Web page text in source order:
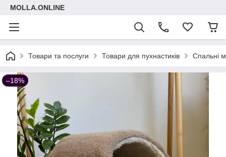
MOLLA.ONLINE
Товари та послуги Товари для пухнастиків Спальні
–18%